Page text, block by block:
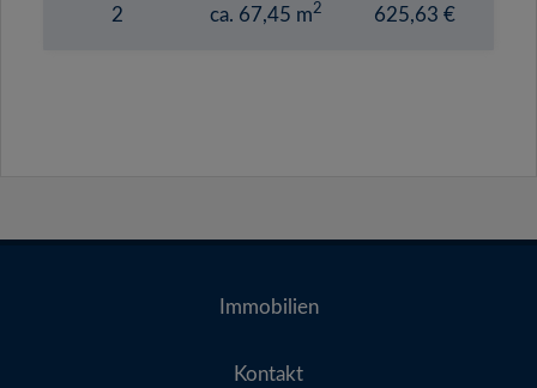
2
ca. 67,45 m2
625,63 €
Immobilien
Kontakt